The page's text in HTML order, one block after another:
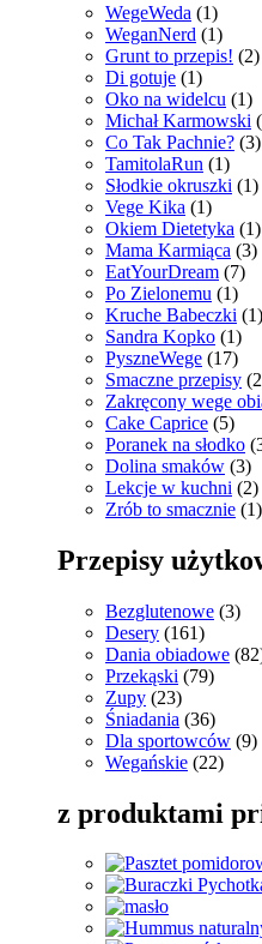
WegeWeda (1)
WeganNerd (1)
Grunt to przepis! (2)
Di gotuje (1)
Oko na widelcu (1)
Michał Karmowski
Co Tak Pachnie? (3)
TamitolaRun (1)
Słodkie okruszki (1)
Vege Kika (1)
Okiem Dietetyka (1)
Mama Karmiąca (3)
EatYourDream (7)
Po Zielonemu (1)
Kruche Babeczki (1)
Sandra Kopko (1)
PyszneWege (17)
Smaczne przepisy
Zakręcony wege
Cake Caprice (5)
Poranek na słodko
Dolina smaków (3)
Lekcje w kuchni (2)
Zrób to smacznie (1)
Przepisy
Bezglutenowe (3)
Desery (161)
Dania obiadowe
Przekąski (79)
Zupy (23)
Śniadania (36)
Dla sportowców (9)
Wegańskie (22)
z produktami